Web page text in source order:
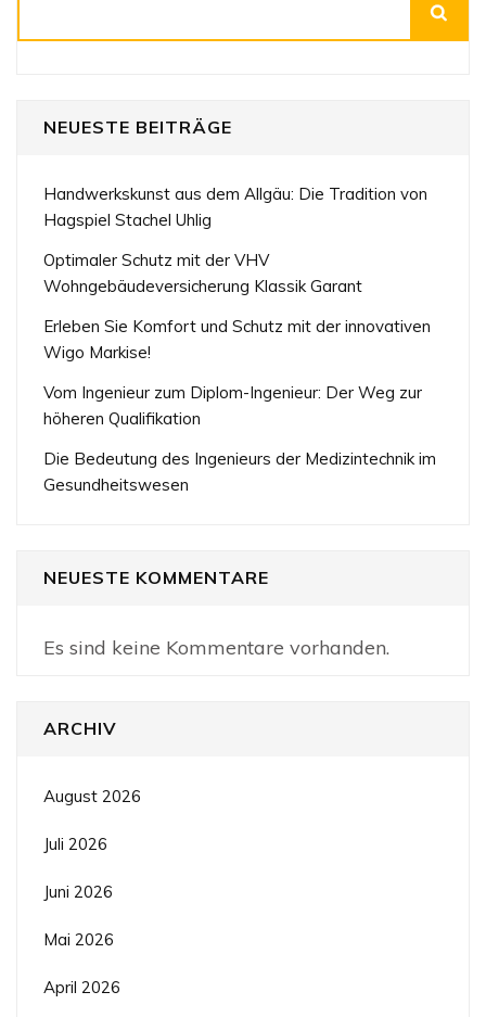
NEUESTE BEITRÄGE
Handwerkskunst aus dem Allgäu: Die Tradition von
Hagspiel Stachel Uhlig
Optimaler Schutz mit der VHV
Wohngebäudeversicherung Klassik Garant
Erleben Sie Komfort und Schutz mit der innovativen
Wigo Markise!
Vom Ingenieur zum Diplom-Ingenieur: Der Weg zur
höheren Qualifikation
Die Bedeutung des Ingenieurs der Medizintechnik im
Gesundheitswesen
NEUESTE KOMMENTARE
Es sind keine Kommentare vorhanden.
ARCHIV
August 2026
Juli 2026
Juni 2026
Mai 2026
April 2026